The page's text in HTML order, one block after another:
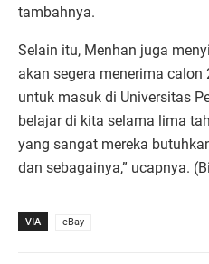
tambahnya.
Selain itu, Menhan juga
akan segera menerima
untuk masuk di Universitas
belajar di kita selama lima
yang sangat mereka
dan sebagainya,” ucapnya.
VIA eBay